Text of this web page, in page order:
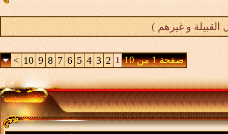
و غيرهم )
صفحة 1 من 10 1
2
3
4
5
6
7
8
9
10
>